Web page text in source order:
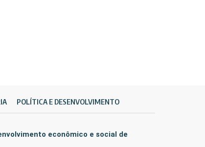
POLÍTICA E DESENVOLVIMENTO
econômico e social de